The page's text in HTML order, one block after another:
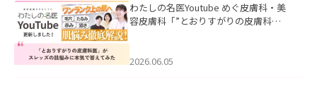
わたしの名医Youtube めぐ皮膚科・美
容皮膚科「”とおりすがりの皮膚科
2026.06.05